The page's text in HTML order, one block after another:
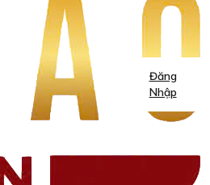
Đăng
Nhập